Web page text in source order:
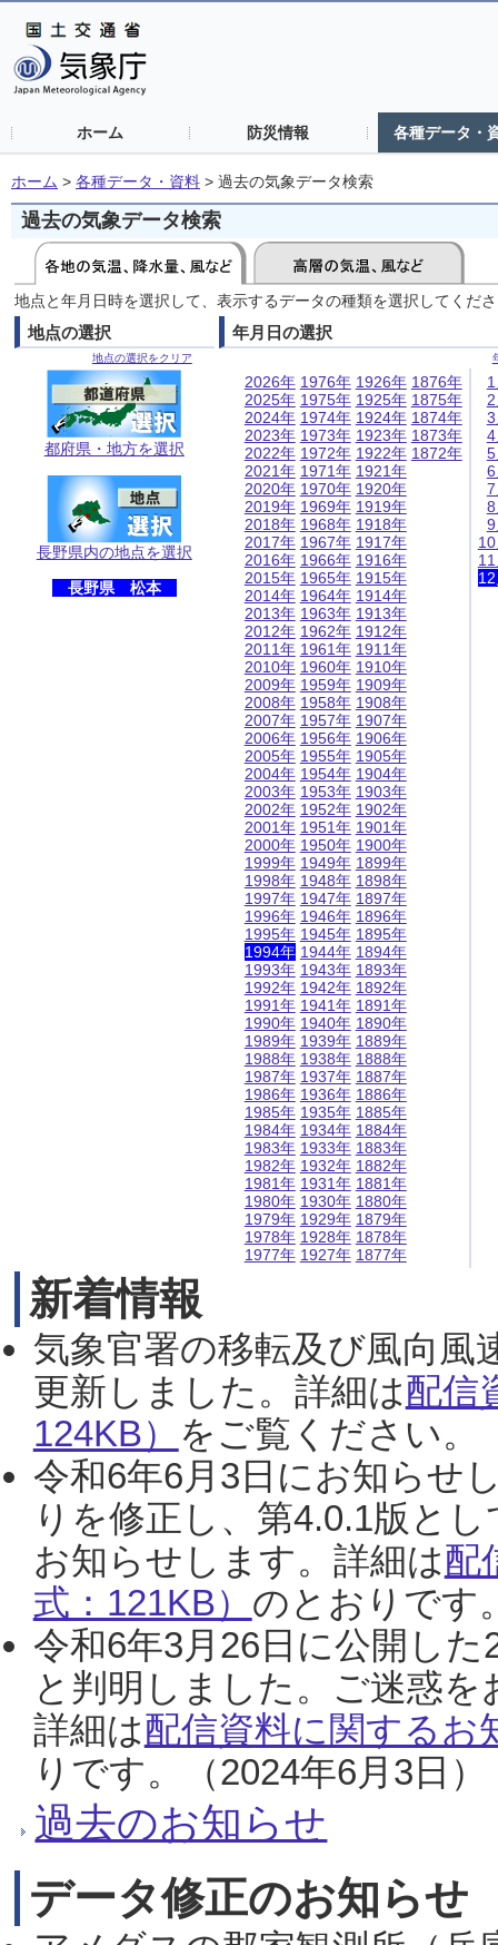
ホーム 防災情報 各種データ・
ホーム > 各種データ・資料 > 過去の気象データ検索
過去の気象データ検索
地点と年月日時を選択して、表示するデータの種類を選択してくだ
地点の選択
地点の選択をクリア
都府県・地方を選択
長野県内の地点を選択
長野県 松本
年月日の選択
2026年
2025年
2024年
2023年
2022年
2021年
2020年
2019年
2018年
2017年
2016年
2015年
2014年
2013年
2012年
2011年
2010年
2009年
2008年
2007年
2006年
2005年
2004年
2003年
2002年
2001年
2000年
1999年
1998年
1997年
1996年
1995年
1994年
1993年
1992年
1991年
1990年
1989年
1988年
1987年
1986年
1985年
1984年
1983年
1982年
1981年
1980年
1979年
1978年
1977年
1976年
1975年
1974年
1973年
1972年
1971年
1970年
1969年
1968年
1967年
1966年
1965年
1964年
1963年
1962年
1961年
1960年
1959年
1958年
1957年
1956年
1955年
1954年
1953年
1952年
1951年
1950年
1949年
1948年
1947年
1946年
1945年
1944年
1943年
1942年
1941年
1940年
1939年
1938年
1937年
1936年
1935年
1934年
1933年
1932年
1931年
1930年
1929年
1928年
1927年
1926年
1925年
1924年
1923年
1922年
1921年
1920年
1919年
1918年
1917年
1916年
1915年
1914年
1913年
1912年
1911年
1910年
1909年
1908年
1907年
1906年
1905年
1904年
1903年
1902年
1901年
1900年
1899年
1898年
1897年
1896年
1895年
1894年
1893年
1892年
1891年
1890年
1889年
1888年
1887年
1886年
1885年
1884年
1883年
1882年
1881年
1880年
1879年
1878年
1877年
1876年
1875年
1874年
1873年
1872年
新着情報
気象官署の移転及び風向風
更新しました。詳細は配信
124KB） をご覧ください。
令和6年6月3日にお知らせ
りを修正し、第4.0.1版と
お知らせします。詳細は配
式：121KB） のとおりです
令和6年3月26日に公開し
と判明しました。ご迷惑
詳細は配信資料に関するお
りです。（2024年6月3日）
過去のお知らせ
データ修正のお知らせ